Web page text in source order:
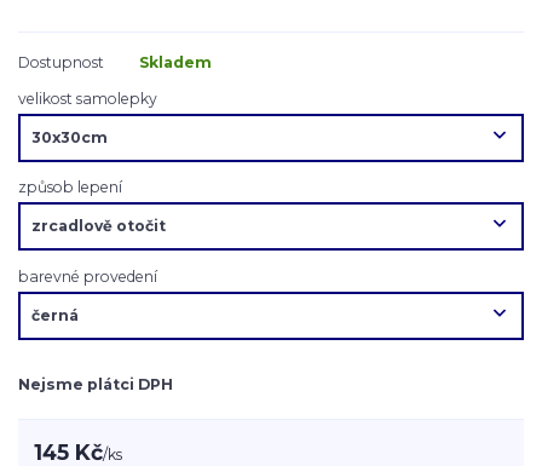
Dostupnost
Skladem
velikost samolepky
způsob lepení
barevné provedení
Nejsme plátci DPH
145 Kč/ks